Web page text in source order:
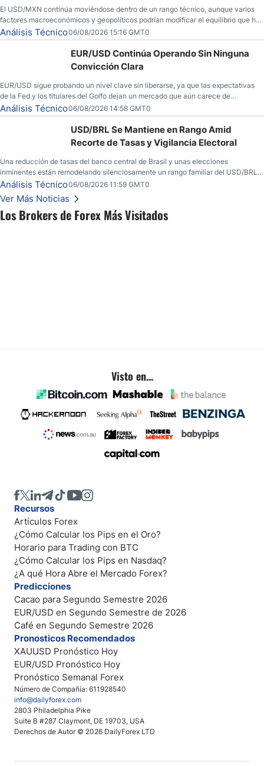
Los Brokers de Forex Más Visitados
El USD/MXN continúa moviéndose dentro de un rango técnico, aunque varios
factores macroeconómicos y geopolíticos podrían modificar el equilibrio que ha
dominado al mercado en las últimas semanas.
Análisis Técnico06/08/2026 15:16 GMT0
EUR/USD Continúa Operando Sin Ninguna
Convicción Clara
EUR/USD sigue probando un nivel clave sin liberarse, ya que las expectativas
de la Fed y los titulares del Golfo dejan un mercado que aún carece de
convicción real.
Análisis Técnico06/08/2026 14:58 GMT0
USD/BRL Se Mantiene en Rango Amid
Recorte de Tasas y Vigilancia Electoral
Una reducción de tasas del banco central de Brasil y unas elecciones
inminentes están remodelando silenciosamente un rango familiar del USD/BRL.
Una reducción de tasas por parte del banco central de Brasil y unas elecciones
inminentes están remodelando silenciosamente un rango familiar del USD/BRL.
Esto es lo que los traders están observando a continuación.
Análisis Técnico06/08/2026 11:59 GMT0
Ver Más Noticias
Visto en...
Número de Compañía: 611928540
info@dailyforex.com
2803 Philadelphia Pike
Suite B #287 Claymont, DE 19703, USA
Derechos de Autor © 2026 DailyForex LTD
Recursos
Artículos Forex
¿Cómo Calcular los Pips en el Oro?
Horario para Trading con BTC
¿Cómo Calcular los Pips en Nasdaq?
¿A qué Hora Abre el Mercado Forex?
Predicciones
Cacao para Segundo Semestre 2026
EUR/USD en Segundo Semestre de 2026
Café en Segundo Semestre 2026
Pronosticos Recomendados
XAUUSD Pronóstico Hoy
EUR/USD Pronóstico Hoy
Pronóstico Semanal Forex